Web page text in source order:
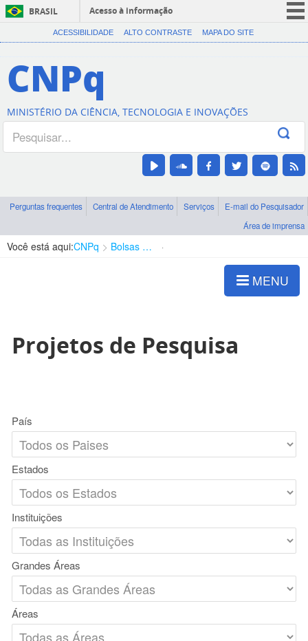
BRASIL
Acesso à informação
CORONAVÍRUS (COVID-19)
Canais
ACESSIBILIDADE ALTO CONTRASTE MAPA DO SITE
CNPq
MINISTÉRIO DA CIÊNCIA, TECNOLOGIA E INOVAÇÕES
Perguntas frequentes Central de Atendimento Serviços
E-mail do Pesquisador
Área de imprensa
Você está aqui:CNPq Bolsas e Auxílios Vigentes
MENU
Projetos de Pesquisa
País
Estados
Instituições
Grandes Áreas
Áreas